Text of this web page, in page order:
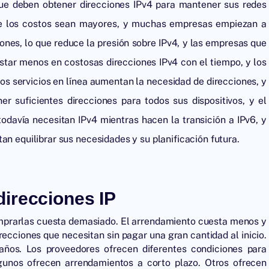
deben obtener direcciones IPv4 para mantener sus redes
costos sean mayores, y muchas empresas empiezan a
lo que reduce la presión sobre IPv4, y las empresas que
menos en costosas direcciones IPv4 con el tiempo, y los
servicios en línea aumentan la necesidad de direcciones, y
suficientes direcciones para todos sus dispositivos, y el
necesitan IPv4 mientras hacen la transición a IPv6, y
equilibrar sus necesidades y su planificación futura.
IP
cuesta demasiado. El arrendamiento cuesta menos y
que necesitan sin pagar una gran cantidad al inicio.
Los proveedores ofrecen diferentes condiciones para
ofrecen arrendamientos a corto plazo. Otros ofrecen